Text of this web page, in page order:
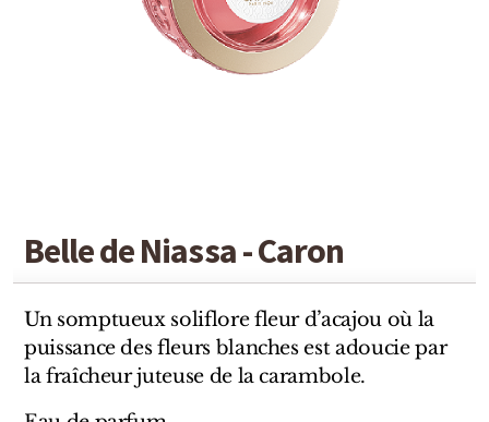
Belle de Niassa - Caron
Un somptueux soliflore fleur d’acajou où la
puissance des fleurs blanches est adoucie par
la fraîcheur juteuse de la carambole.
The Different Company
Perris Monte-carlo
Robert Piguet